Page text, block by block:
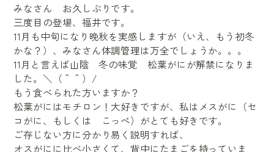
みなさん お久しぶりです。
三度目の登場、福井です。
11月も中旬になり晩秋を実感しますが（いえ、もう初冬
かな？）、みなさん体調管理は万全でしょうか。。。
11月と言えば山陰 冬の味覚 松葉がにが解禁になりま
した。＼（＾＾）/
もう食べられた方いますか？
松葉がにはモチロン！大好きですが、私はメスがに（セ
コがに、もしくは こっぺ）がとても好きです。
ご存じない方に分かり易く説明すれば、
オスがにに比べ小さくて、背中にたまごを持っていま